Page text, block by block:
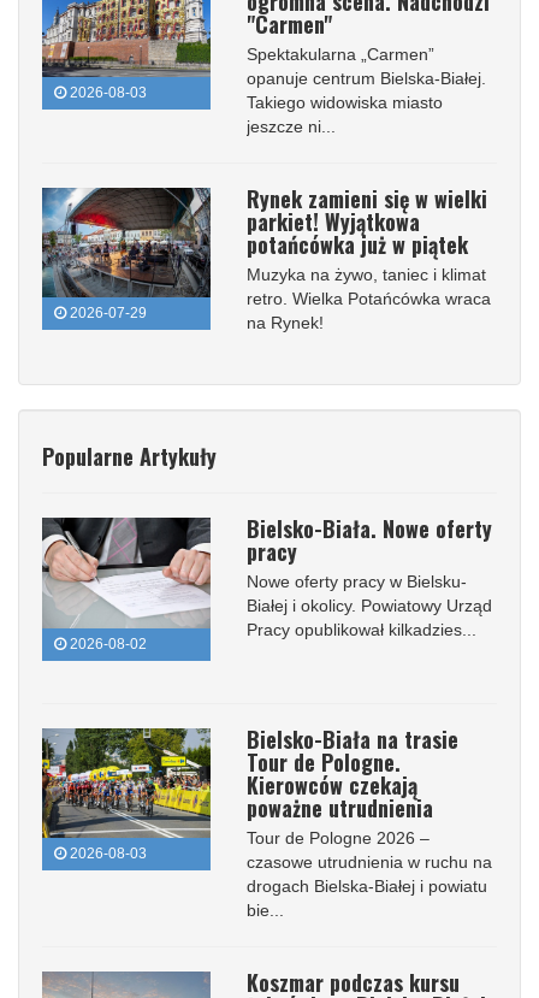
2026-08-03
"Carmen"
Spektakularna „Carmen”
opanuje centrum Bielska-Białej.
Takiego widowiska miasto
jeszcze ni...
2026-07-29
Rynek zamieni się w wielki
parkiet! Wyjątkowa
potańcówka już w piątek
Muzyka na żywo, taniec i klimat
retro. Wielka Potańcówka wraca
na Rynek!
Popularne Artykuły
2026-08-02
Bielsko-Biała. Nowe oferty
pracy
Nowe oferty pracy w Bielsku-
Białej i okolicy. Powiatowy Urząd
Pracy opublikował kilkadzies...
2026-08-03
Bielsko-Biała na trasie
Tour de Pologne.
Kierowców czekają
poważne utrudnienia
Tour de Pologne 2026 –
czasowe utrudnienia w ruchu na
drogach Bielska-Białej i powiatu
bie...
Koszmar podczas kursu